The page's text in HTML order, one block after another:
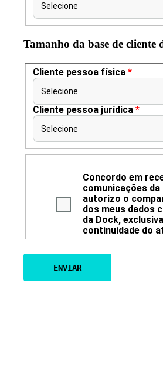
Selecione
Tamanho da base de cliente
Cliente pessoa física *
Selecione
Cliente pessoa jurídica *
Selecione
Concordo em
comunicações da
autorizo o
dos meus dados
da Dock,
continuidade do